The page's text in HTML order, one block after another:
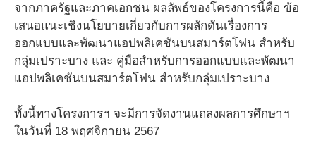
จากภาครัฐและภาคเอกชน ผลลัพธ์ของโครงการนี้คือ ข้อ
เสนอแนะเชิงนโยบายเกี่ยวกับการผลักดันเรื่องการ
ออกแบบและพัฒนาแอปพลิเคชันบนสมาร์ตโฟน สำหรับ
กลุ่มเปราะบาง และ คู่มือสำหรับการออกแบบและพัฒนา
แอปพลิเคชันบนสมาร์ตโฟน สำหรับกลุ่มเปราะบาง
ทั้งนี้ทางโครงการฯ จะมีการจัดงานแถลงผลการศึกษาฯ
ในวันที่ 18 พฤศจิกายน 2567